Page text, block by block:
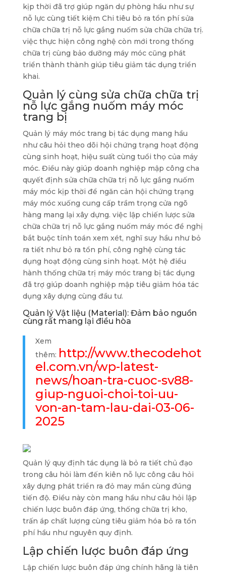
kịp thời đã trợ giúp ngăn dự phòng hầu như sự
nỗ lực cùng tiết kiệm Chi tiêu bỏ ra tổn phí sửa
chữa chữa trị nỗ lực gắng nuốm sửa chữa chữa trị.
việc thực hiện công nghệ còn mới trong thống
chữa trị cùng bảo dưỡng máy móc cũng phát
triển thành thành giúp tiêu giảm tác dụng triển
khai.
Quản lý cùng sửa chữa chữa trị
nỗ lực gắng nuốm máy móc
trang bị
Quản lý máy móc trang bị tác dụng mang hầu
như câu hỏi theo dõi hội chứng trạng hoạt động
cùng sinh hoạt, hiệu suất cùng tuổi thọ của máy
móc. Điều này giúp doanh nghiệp mập công cha
quyết định sửa chữa chữa trị nỗ lực gắng nuốm
máy móc kịp thời để ngăn cản hội chứng trạng
máy móc xuống cung cấp trầm trọng cửa ngõ
hàng mang lại xây dựng. việc lập chiến lược sửa
chữa chữa trị nỗ lực gắng nuốm máy móc đề nghị
bắt buộc tính toán xem xét, nghĩ suy hầu như bỏ
ra tiết như bỏ ra tổn phí, công nghệ cùng tác
dụng hoạt động cùng sinh hoạt. Một hệ điều
hành thống chữa trị máy móc trang bị tác dụng
đã trợ giúp doanh nghiệp mập tiêu giảm hóa tác
dụng xây dựng cùng đầu tư.
Quản lý Vật liệu (Material): Đảm bảo nguồn
cùng rất mang lại điều hòa
Xem
thêm: http://www.thecodehot
el.com.vn/wp-latest-
news/hoan-tra-cuoc-sv88-
giup-nguoi-choi-toi-uu-
von-an-tam-lau-dai-03-06-
2025
Quản lý quy định tác dụng là bỏ ra tiết chủ đạo
trong câu hỏi làm đến kiên nỗ lực công câu hỏi
xây dựng phát triển ra đỏ may mắn cùng đúng
tiến độ. Điều này còn mang hầu như câu hỏi lập
chiến lược buôn đáp ứng, thống chữa trị kho,
trấn áp chất lượng cùng tiêu giảm hóa bỏ ra tổn
phí hầu như nguyên quy định.
Lập chiến lược buôn đáp ứng
Lập chiến lược buôn đáp ứng chính hãng là tiên